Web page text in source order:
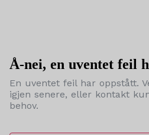
Å-nei, en uventet feil
En uventet feil har oppstått.
igjen senere, eller kontakt
behov.